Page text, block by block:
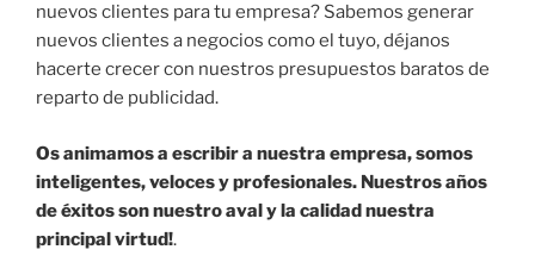
nuevos clientes para tu empresa? Sabemos generar
nuevos clientes a negocios como el tuyo, déjanos
hacerte crecer con nuestros presupuestos baratos de
reparto de publicidad.
Os animamos a escribir a nuestra empresa, somos
inteligentes, veloces y profesionales. Nuestros años
de éxitos son nuestro aval y la calidad nuestra
principal virtud!.